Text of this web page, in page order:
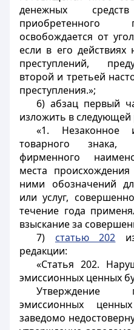
денежных
приобретенного
освобождается от
если в его действиях
преступлений,
второй и третьей
преступления.»;
6) абзац первый
изложить в следующей
«1. Незаконное
товарного знака,
фирменного
места
ними обозначений
или услуг,
течение года
взыскание за
7) статью 202
редакции:
«Статья 202.
эмиссионных ценных
Утверждение
эмиссионных
заведомо